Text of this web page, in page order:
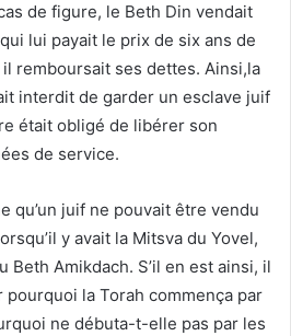
de figure, le Beth Din vendait
lui payait le prix de six ans de
remboursait ses dettes. Ainsi,la
interdit de garder un esclave juif
était obligé de libérer son
de service.
qu’un juif ne pouvait être vendu
y avait la Mitsva du Yovel,
Beth Amikdach. S’il en est ainsi, il
pourquoi la Torah commença par
ne débuta-t-elle pas par les